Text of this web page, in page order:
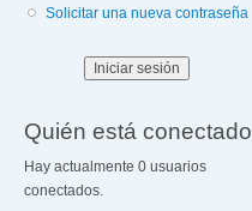
Solicitar una nueva contraseña
Quién está conectado
Hay actualmente 0 usuarios
conectados.